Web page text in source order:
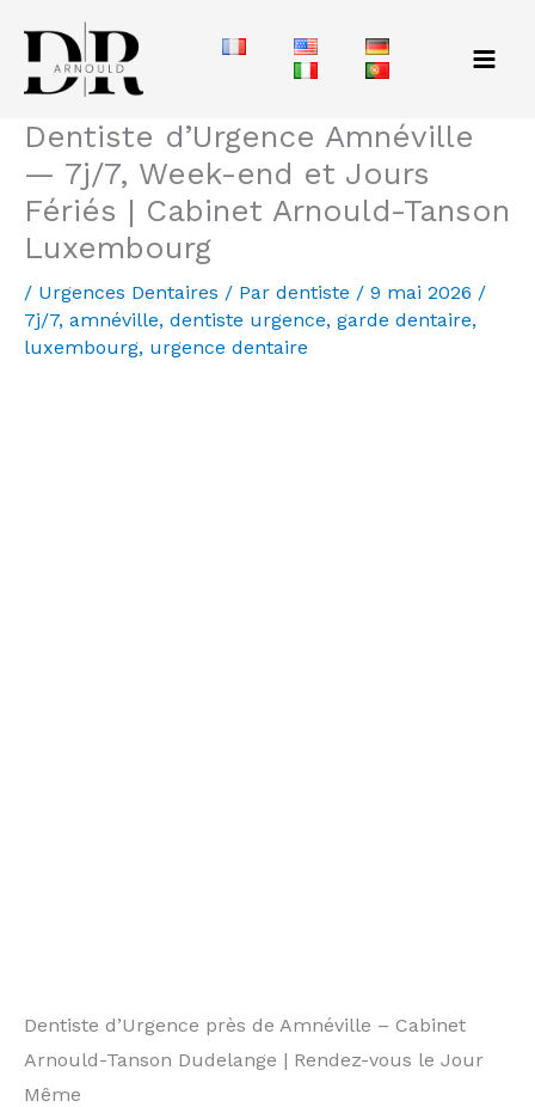
contenu
Dentiste d’Urgence Amnéville
— 7j/7, Week-end et Jours
Fériés | Cabinet Arnould-Tanson
Luxembourg
/ Urgences Dentaires / Par dentiste / 9 mai 2026 /
7j/7, amnéville, dentiste urgence, garde dentaire,
luxembourg, urgence dentaire
Dentiste d’Urgence près de Amnéville – Cabinet
Arnould-Tanson Dudelange | Rendez-vous le Jour
Même